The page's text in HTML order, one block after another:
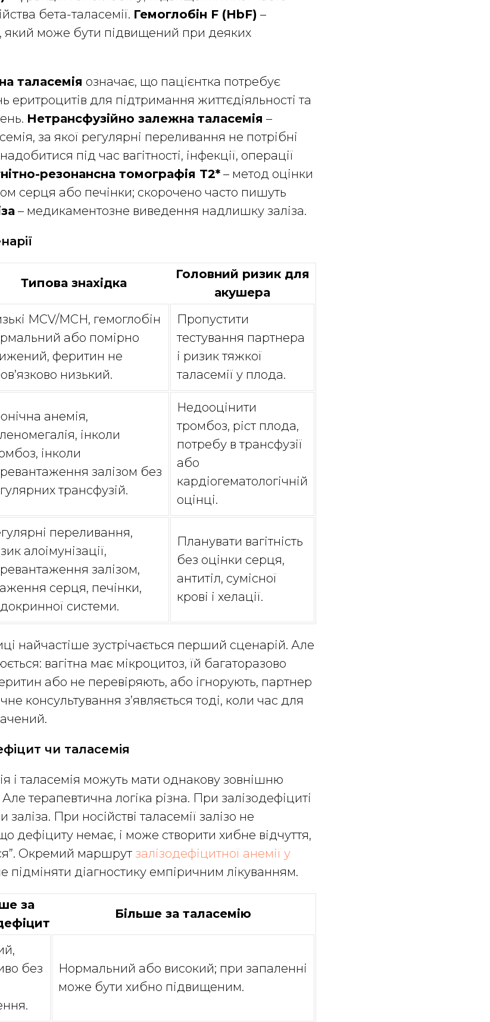
бета-таласемії. Гемоглобін F (HbF) –
який може бути підвищений при деяких
таласемія означає, що пацієнтка потребує
еритроцитів для підтримання життєдіяльності та
Нетрансфузійно залежна таласемія –
за якої регулярні переливання не потрібні
під час вагітності, інфекції, операції
резонансна томографія T2* – метод оцінки
серця або печінки; скорочено часто пишуть
– медикаментозне виведення надлишку заліза.
Типова знахідка
Головний ризик для
акушера
MCV/MCH, гемоглобін
або помірно
феритин не
низький.
Пропустити
тестування партнера
і ризик тяжкої
таласемії у плода.
анемія,
інколи
інколи
залізом без
трансфузій.
Недооцінити
тромбоз, ріст плода,
потребу в трансфузії
або
кардіогематологічній
оцінці.
переливання,
алоімунізації,
залізом,
серця, печінки,
системи.
Планувати вагітність
без оцінки серця,
антитіл, сумісної
крові і хелації.
найчастіше зустрічається перший сценарій. Але
вагітна має мікроцитоз, їй багаторазово
або не перевіряють, або ігнорують, партнер
консультування з’являється тоді, коли час для
чи таласемія
і таласемія можуть мати однакову зовнішню
терапевтична логіка різна. При залізодефіциті
При носійстві таласемії залізо не
дефіциту немає, і може створити хибне відчуття,
Окремий маршрут залізодефіцитної анемії у
підміняти діагностику емпіричним лікуванням.
за
Більше за таласемію
без
Нормальний або високий; при запаленні
може бути хибно підвищеним.